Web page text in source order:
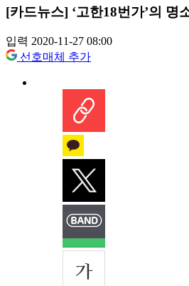
[카드뉴스] ‘고한18번가’의 명
입력 2020-11-27 08:00
선호매체 추가